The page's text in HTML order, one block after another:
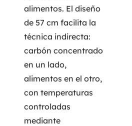
alimentos. El diseño
de 57 cm facilita la
técnica indirecta:
carbón concentrado
en un lado,
alimentos en el otro,
con temperaturas
controladas
mediante